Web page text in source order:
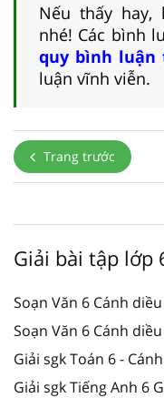
Nếu thấy hay,
nhé! Các bình
quy bình luận
luận vĩnh viễn.
Trang trước
Giải bài tập lớp
Soạn Văn 6 Cánh
Soạn Văn 6 Cánh
Giải sgk Toán 6 -
Giải sgk Tiếng Anh 6